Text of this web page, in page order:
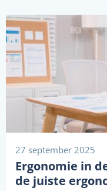
27 september 2025
Ergonomie in
de juiste